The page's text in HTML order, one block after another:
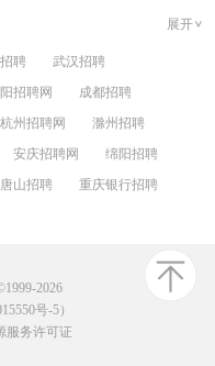
展开
聘
武汉招聘
招聘网
成都招聘
杭州招聘网
滁州招聘
安庆招聘网
绵阳招聘
唐山招聘
重庆银行招聘
2026
号-5）
服务许可证